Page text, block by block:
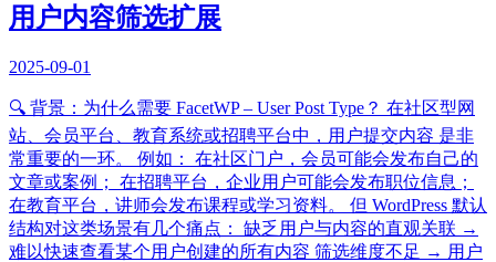
用户内容筛选扩展
2025-09-01
🔍 背景：为什么需要 FacetWP – User Post Type？ 在社区型网
站、会员平台、教育系统或招聘平台中，用户提交内容 是非
常重要的一环。 例如： 在社区门户，会员可能会发布自己的
文章或案例； 在招聘平台，企业用户可能会发布职位信息；
在教育平台，讲师会发布课程或学习资料。 但 WordPress 默认
结构对这类场景有几个痛点： 缺乏用户与内容的直观关联 →
难以快速查看某个用户创建的所有内容 筛选维度不足 → 用户